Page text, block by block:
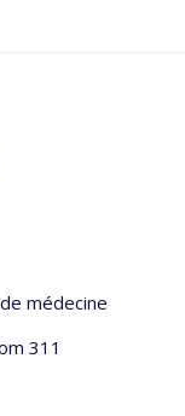
médecine
311